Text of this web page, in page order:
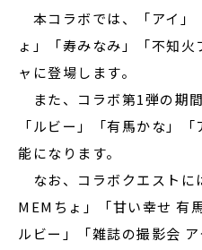
本コラボでは、「アイ」
ょ」「寿みなみ」「不知
ャに登場します。
また、コラボ第1弾の期
「ルビー」「有馬かな」
能になります。
なお、コラボクエストに
MEMちょ」「甘い幸せ 有
ルビー」「雑誌の撮影会